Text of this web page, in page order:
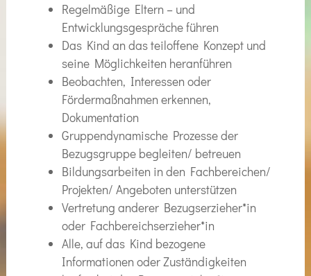
Regelmäßige Eltern – und
Entwicklungsgespräche führen
Das Kind an das teiloffene Konzept und
seine Möglichkeiten heranführen
Beobachten, Interessen oder
Fördermaßnahmen erkennen,
Dokumentation
Gruppendynamische Prozesse der
Bezugsgruppe begleiten/ betreuen
Bildungsarbeiten in den Fachbereichen/
Projekten/ Angeboten unterstützen
Vertretung anderer Bezugserzieher*in
oder Fachbereichserzieher*in
Alle, auf das Kind bezogene
Informationen oder Zuständigkeiten